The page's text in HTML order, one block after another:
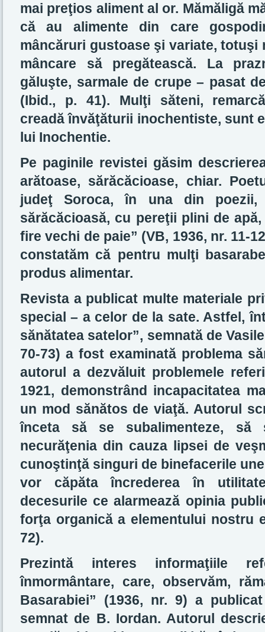
mai preţios aliment al or. Mămăligă
că au alimente din care
mâncăruri gustoase şi variate,
mâncare să pregătească. La
găluşte, sarmale de crupe – pasat
(Ibid., p. 41). Mulţi săteni,
creadă învăţăturii inochentiste, sunt
lui Inochentie.
Pe paginile revistei găsim
arătoase, sărăcăcioase, chiar.
judeţ Soroca, în una din
sărăcăcioasă, cu pereţii plini de
fire vechi de paie” (VB, 1936, nr. 11-
constatăm că pentru mulţi
produs alimentar.
Revista a publicat multe materiale
special – a celor de la sate. Astfel,
sănătatea satelor”, semnată de
70-73) a fost examinată problema
autorul a dezvăluit problemele
1921, demonstrând incapacitatea
un mod sănătos de viaţă. Autorul
înceta să se subalimenteze, să
necurăţenia din cauza lipsei de
cunoştinţă singuri de binefacerile
vor căpăta încrederea în
decesurile ce alarmează opinia
forţa organică a elementului nostru
72).
Prezintă interes informaţiile
înmormântare, care, observăm,
Basarabiei” (1936, nr. 9) a
semnat de B. Iordan. Autorul